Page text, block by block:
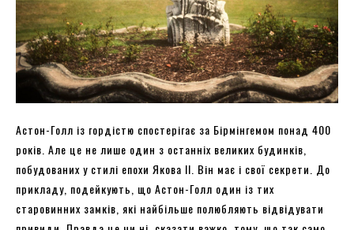
Астон-Голл із гордістю спостерігає за Бірмінгемом понад 400
років. Але це не лише один з останніх великих будинків,
побудованих у стилі епохи Якова II. Він має і свої секрети. До
прикладу, подейкують, що Астон-Голл один із тих
старовинних замків, які найбільше полюбляють відвідувати